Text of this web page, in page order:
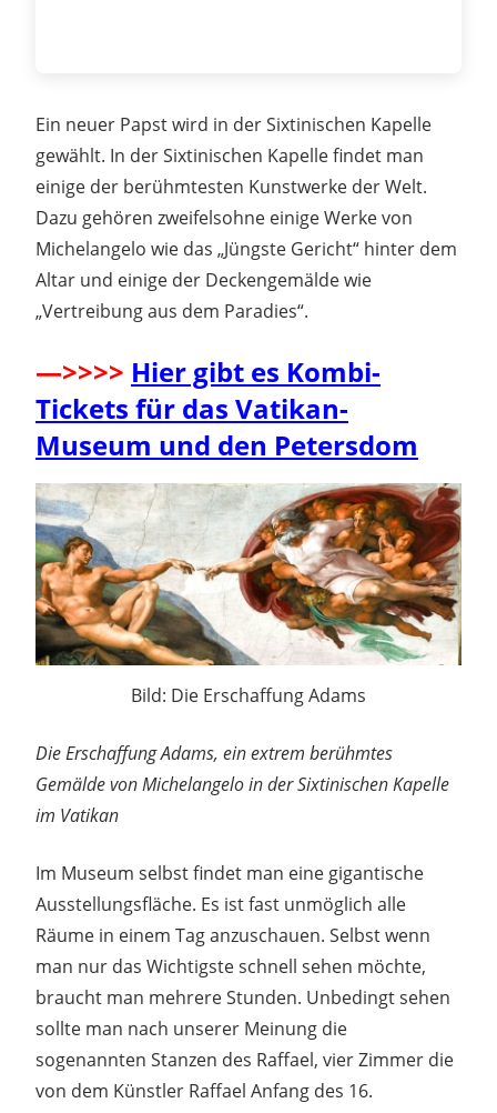
Ein neuer Papst wird in der Sixtinischen Kapelle
gewählt. In der Sixtinischen Kapelle findet man
einige der berühmtesten Kunstwerke der Welt.
Dazu gehören zweifelsohne einige Werke von
Michelangelo wie das „Jüngste Gericht“ hinter dem
Altar und einige der Deckengemälde wie
„Vertreibung aus dem Paradies“.
—>>>> Hier gibt es Kombi-
Tickets für das Vatikan-
Museum und den Petersdom
Bild: Die Erschaffung Adams
Die Erschaffung Adams, ein extrem berühmtes
Gemälde von Michelangelo in der Sixtinischen Kapelle
im Vatikan
Im Museum selbst findet man eine gigantische
Ausstellungsfläche. Es ist fast unmöglich alle
Räume in einem Tag anzuschauen. Selbst wenn
man nur das Wichtigste schnell sehen möchte,
braucht man mehrere Stunden. Unbedingt sehen
sollte man nach unserer Meinung die
sogenannten Stanzen des Raffael, vier Zimmer die
von dem Künstler Raffael Anfang des 16.